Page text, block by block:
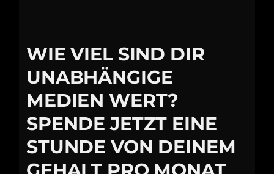
WIE VIEL SIND DIR
UNABHÄNGIGE
MEDIEN WERT?
SPENDE JETZT EINE
STUNDE VON DEINEM